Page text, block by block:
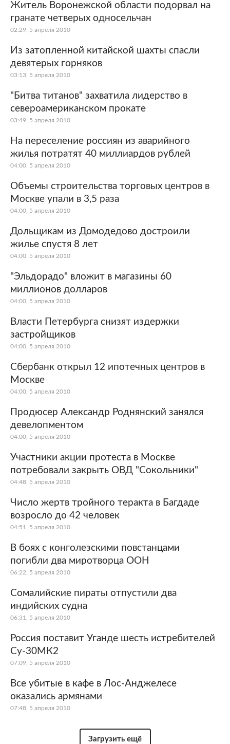
Житель Воронежской области подорвал на
гранате четверых односельчан
02:29, 5 апреля 2010
Из затопленной китайской шахты спасли
девятерых горняков
03:13, 5 апреля 2010
"Битва титанов" захватила лидерство в
североамериканском прокате
03:49, 5 апреля 2010
На переселение россиян из аварийного
жилья потратят 40 миллиардов рублей
04:00, 5 апреля 2010
Объемы строительства торговых центров в
Москве упали в 3,5 раза
04:00, 5 апреля 2010
Дольщикам из Домодедово достроили
жилье спустя 8 лет
04:00, 5 апреля 2010
"Эльдорадо" вложит в магазины 60
миллионов долларов
04:00, 5 апреля 2010
Власти Петербурга снизят издержки
застройщиков
04:00, 5 апреля 2010
Сбербанк открыл 12 ипотечных центров в
Москве
04:00, 5 апреля 2010
Продюсер Александр Роднянский занялся
девелопментом
04:00, 5 апреля 2010
Участники акции протеста в Москве
потребовали закрыть ОВД "Сокольники"
04:48, 5 апреля 2010
Число жертв тройного теракта в Багдаде
возросло до 42 человек
04:51, 5 апреля 2010
В боях с конголезскими повстанцами
погибли два миротворца ООН
06:22, 5 апреля 2010
Сомалийские пираты отпустили два
индийских судна
06:31, 5 апреля 2010
Россия поставит Уганде шесть истребителей
Су-30МК2
07:09, 5 апреля 2010
Все убитые в кафе в Лос-Анджелесе
оказались армянами
07:48, 5 апреля 2010
Загрузить ещё